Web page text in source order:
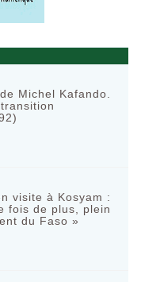
Michel Kafando.
visite à Kosyam :
fois de plus, plein
du Faso »